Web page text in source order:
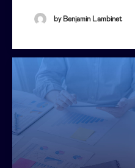
by Benjamin Lambinet